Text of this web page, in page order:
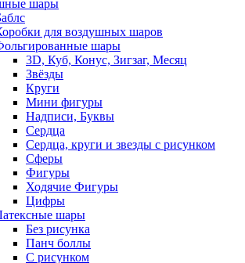
шары
для воздушных шаров
шары
3D, Куб, Конус, Зигзаг, Месяц
Звёзды
Круги
Мини фигуры
Надписи, Буквы
Сердца
Сердца, круги и звезды с рисунком
Сферы
Фигуры
Ходячие Фигуры
Цифры
шары
Без рисунка
Панч боллы
С рисунком